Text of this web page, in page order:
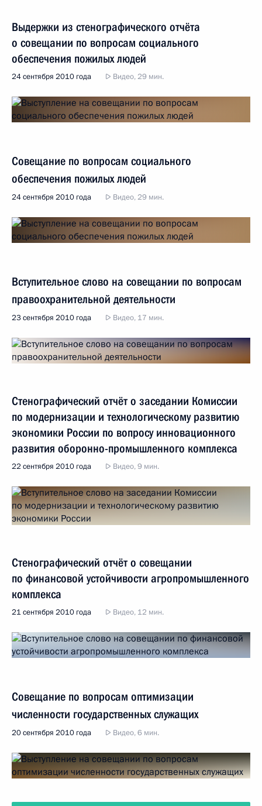
Выдержки из стенографического отчёта
о совещании по вопросам социального
обеспечения пожилых людей
24 сентября 2010 года Видео, 29 мин.
Совещание по вопросам социального
обеспечения пожилых людей
24 сентября 2010 года Видео, 29 мин.
Вступительное слово на совещании по вопросам
правоохранительной деятельности
23 сентября 2010 года Видео, 17 мин.
Стенографический отчёт о заседании Комиссии
по модернизации и технологическому развитию
экономики России по вопросу инновационного
развития оборонно-промышленного комплекса
22 сентября 2010 года Видео, 9 мин.
Стенографический отчёт о совещании
по финансовой устойчивости агропромышленного
комплекса
21 сентября 2010 года Видео, 12 мин.
Совещание по вопросам оптимизации
численности государственных служащих
20 сентября 2010 года Видео, 6 мин.